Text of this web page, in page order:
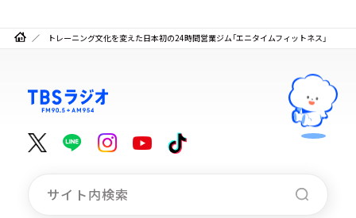
トレーニング文化を変えた日本初の24時間営業ジム「エニタイムフィットネス」